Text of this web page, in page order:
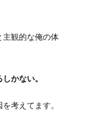
主観的な俺の体
かない。
考えてます。